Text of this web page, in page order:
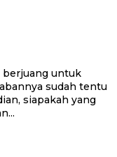
berjuang untuk
sudah tentu
siapakah yang